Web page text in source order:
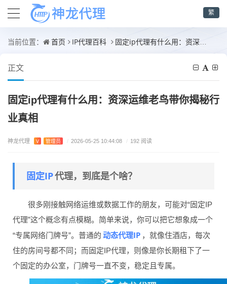
繁
当前位置： 首页 IP代理百科 固定ip代理有什么用：资深运维老鸟带你揭秘行业真相
正文
固定ip代理有什么用：资深运维老鸟带你揭秘行
业真相
神龙代理 V 管理员 / 2026-05-25 10:44:08 / 192 阅读
固定IP代理，到底是个啥？
很多刚接触网络运维或数据工作的朋友，可能对“固定IP
代理”这个概念有点模糊。简单来说，你可以把它想象成一个
“专属网络门牌号”。普通的 动态代理IP ，就像住酒店，每次
住的房间号都不同；而固定IP代理，则像是你长期租下了一
个固定的办公室，门牌号一直不变，稳定且专属。